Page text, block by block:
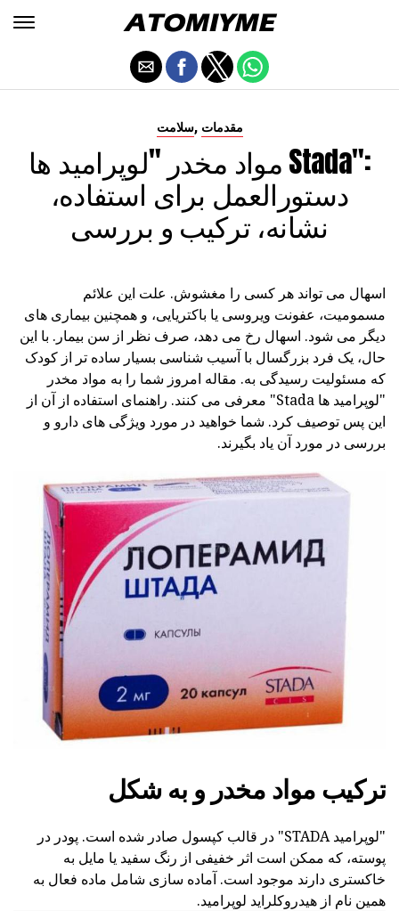
سلامت, مقدمات
مواد مخدر "لوپرامید ها Stada":
دستورالعمل برای استفاده،
نشانه، ترکیب و بررسی
اسهال می تواند هر کسی را مغشوش. علت این علائم
مسمومیت، عفونت ویروسی یا باکتریایی، و همچنین بیماری های
دیگر می شود. اسهال رخ می دهد، صرف نظر از سن بیمار. با این
حال، یک فرد بزرگسال با آسیب شناسی بسیار ساده تر از کودک
که مسئولیت رسیدگی به. مقاله امروز شما را به مواد مخدر
"لوپرامید ها Stada" معرفی می کنند. راهنمای استفاده از آن از
این پس توصیف کرد. شما خواهید در مورد ویژگی های دارو و
بررسی در مورد آن یاد بگیرند.
ترکیب مواد مخدر و به شکل
"لوپرامید STADA" در قالب کپسول صادر شده است. پودر در
پوسته، که ممکن است اثر خفیفی از رنگ سفید یا مایل به
خاکستری دارند موجود است. آماده سازی شامل ماده فعال به
همین نام از هیدروکلراید لوپرامید.